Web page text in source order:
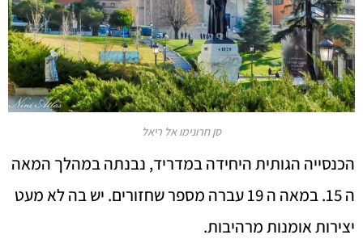
סן חרונימו אל ריאל
הכנסייה הגותית היחידה במדריד, נבנתה במהלך המאה
ה 15. במאה ה 19 עברה מספר שחזורים. יש בה לא מעט
יצירות אומנות מרהיבות.